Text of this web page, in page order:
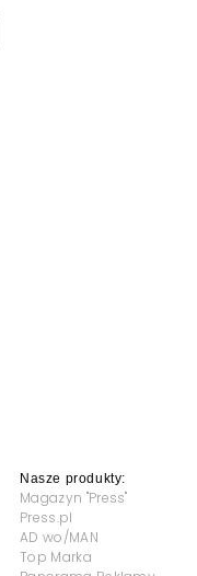
Nasze produkty:
Magazyn "Press"
Press.pl
AD wo/MAN
Top Marka